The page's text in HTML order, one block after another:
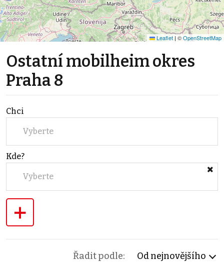
Leaflet | ©OpenStreetMap
Ostatní mobilheim okres
Praha 8
Chci
Vyberte
Kde?
Vyberte
+
Řadit podle: Od nejnovějšího